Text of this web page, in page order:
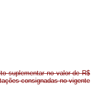
suplementar no valor de R$
consignadas no vigente